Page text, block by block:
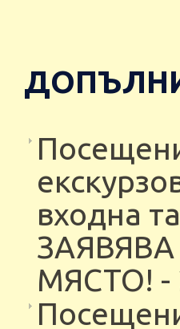
входна
МЯСТО! -